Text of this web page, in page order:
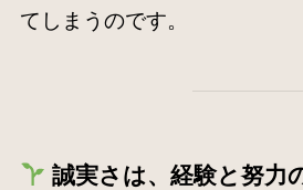
てしまうのです。
誠実さは、経験と努力